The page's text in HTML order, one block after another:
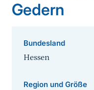
Gedern
Bundesland
Hessen
Region und Größe